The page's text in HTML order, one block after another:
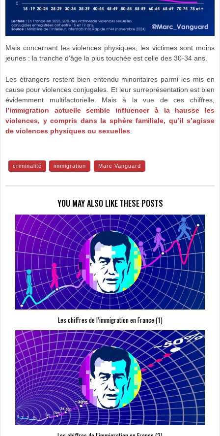
Mais concernant les violences physiques, les victimes sont moins
jeunes : la tranche d’âge la plus touchée est celle des 30-34 ans.
Les étrangers restent bien entendu minoritaires parmi les mis en
cause pour violences conjugales. Et leur surreprésentation est bien
évidemment multifactorielle. Mais à la vue de ces chiffres,
l’immigration actuelle semble influencer à la hausse les
violences, y compris dans la sphère familiale, qu’il s’agisse
de violences physiques ou sexuelles
criminalité immigration Marc Vanguard
YOU MAY ALSO LIKE THESE POSTS
Les chiffres de l’immigration en France (1)